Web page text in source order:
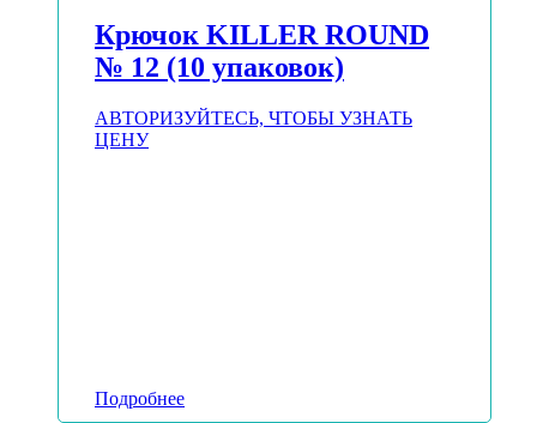
Крючок KILLER ROUND
№ 12 (10 упаковок)
АВТОРИЗУЙТЕСЬ, ЧТОБЫ УЗНАТЬ
ЦЕНУ
Подробнее